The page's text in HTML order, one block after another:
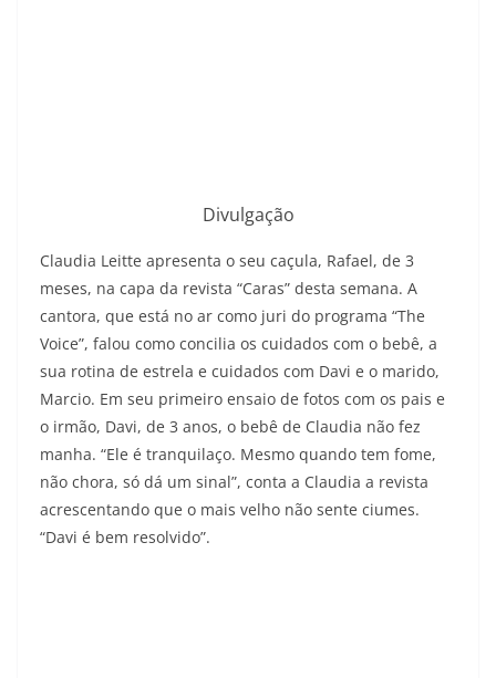
Divulgação
Claudia Leitte apresenta o seu caçula, Rafael, de 3
meses, na capa da revista “Caras” desta semana. A
cantora, que está no ar como juri do programa “The
Voice”, falou como concilia os cuidados com o bebê, a
sua rotina de estrela e cuidados com Davi e o marido,
Marcio. Em seu primeiro ensaio de fotos com os pais e
o irmão, Davi, de 3 anos, o bebê de Claudia não fez
manha. “Ele é tranquilaço. Mesmo quando tem fome,
não chora, só dá um sinal”, conta a Claudia a revista
acrescentando que o mais velho não sente ciumes.
“Davi é bem resolvido”.